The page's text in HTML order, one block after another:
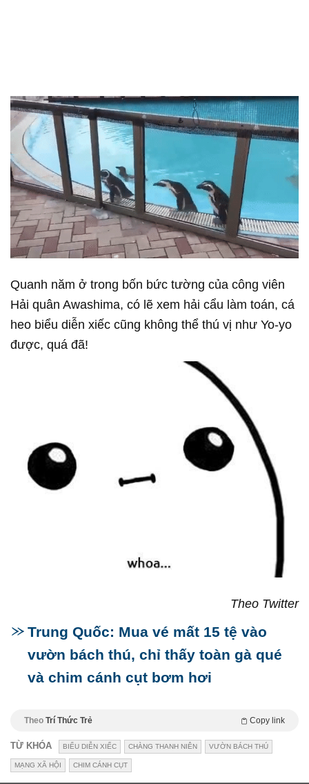
Quanh năm ở trong bốn bức tường của công viên
Hải quân Awashima, có lẽ xem hải cẩu làm toán, cá
heo biểu diễn xiếc cũng không thể thú vị như Yo-yo
được, quá đã!
Theo Twitter
Trung Quốc: Mua vé mất 15 tệ vào
vườn bách thú, chỉ thấy toàn gà qué
và chim cánh cụt bơm hơi
Theo Trí Thức Trẻ Copy link
TỪ KHÓA BIỂU DIỄN XIẾC CHÀNG THANH NIÊN VƯỜN BÁCH THÚ
MẠNG XÃ HỘI CHIM CÁNH CỤT